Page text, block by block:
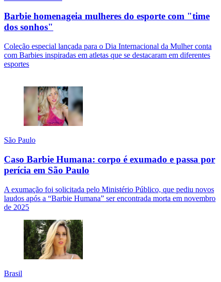
Barbie homenageia mulheres do esporte com "time
dos sonhos"
Coleção especial lançada para o Dia Internacional da Mulher conta
com Barbies inspiradas em atletas que se destacaram em diferentes
esportes
São Paulo
Caso Barbie Humana: corpo é exumado e passa por
perícia em São Paulo
A exumação foi solicitada pelo Ministério Público, que pediu novos
laudos após a “Barbie Humana” ser encontrada morta em novembro
de 2025
Brasil